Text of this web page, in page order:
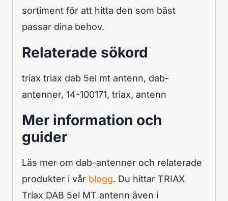
sortiment för att hitta den som bäst
passar dina behov.
Relaterade sökord
triax triax dab 5el mt antenn, dab-
antenner, 14-100171, triax, antenn
Mer information och
guider
Läs mer om dab-antenner och relaterade
produkter i vår blogg. Du hittar TRIAX
Triax DAB 5el MT antenn även i